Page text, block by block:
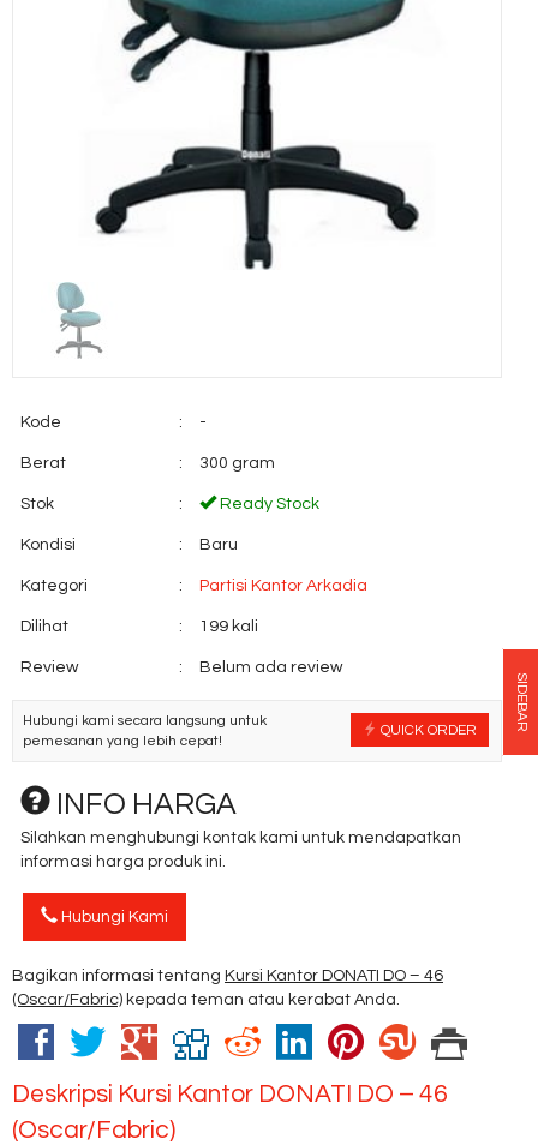
Kode : -
Berat : 300 gram
Stok : Ready Stock
Kondisi : Baru
Kategori : Partisi Kantor Arkadia
Dilihat : 199 kali
Review : Belum ada review
QUICK ORDER
Hubungi kami secara langsung untuk
pemesanan yang lebih cepat!
INFO HARGA
Silahkan menghubungi kontak kami untuk mendapatkan
informasi harga produk ini.
Hubungi Kami
Bagikan informasi tentang Kursi Kantor DONATI DO – 46
(Oscar/Fabric) kepada teman atau kerabat Anda.
Deskripsi Kursi Kantor DONATI DO – 46
(Oscar/Fabric)
SIDEBAR